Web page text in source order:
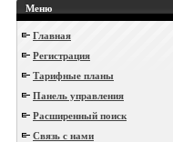
Меню
Главная
Регистрация
Тарифные планы
Панель управления
Расширенный поиск
Связь с нами